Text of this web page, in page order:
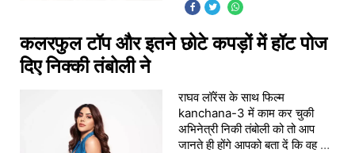
कलरफुल टॉप और इतने छोटे कपड़ों में हॉट पोज
दिए निक्की तंबोली ने
राघव लॉरेंस के साथ फिल्म
kanchana-3 में काम कर चुकी
अभिनेत्री निकी तंबोली को तो आप
जानते ही होंगे आपको बता दें कि वह बिग